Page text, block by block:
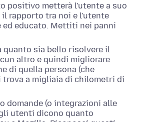
positivo metterà l'utente a suo
il rapporto tra noi e l'utente
educato. Mettiti nei panni
quanto sia bello risolvere il
altro e quindi migliorare
di quella persona (che
trova a migliaia di chilometri di
domande (o integrazioni alle
utenti dicono quanto